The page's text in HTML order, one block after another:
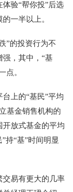
验“帮你投”后选
一半以上。
”的投资行为不
，其中，“基
点。
上的“基民”平均
基金销售机构的
开放式基金的平均
持“基”时间明显
交易有更大的几率